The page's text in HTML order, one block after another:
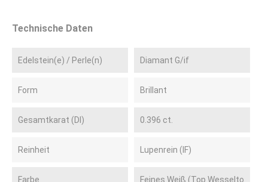
Technische Daten
Edelstein(e) / Perle(n) Diamant G/if
Form Brillant
Gesamtkarat (DI) 0.396 ct.
Reinheit Lupenrein (IF)
Farbe
Feines Weiß (Top Wesselto